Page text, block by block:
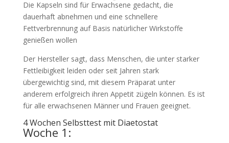
Die Kapseln sind für Erwachsene gedacht, die
dauerhaft abnehmen und eine schnellere
Fettverbrennung auf Basis natürlicher Wirkstoffe
genießen wollen
Der Hersteller sagt, dass Menschen, die unter starker
Fettleibigkeit leiden oder seit Jahren stark
übergewichtig sind, mit diesem Präparat unter
anderem erfolgreich ihren Appetit zügeln können. Es ist
für alle erwachsenen Männer und Frauen geeignet.
4 Wochen Selbsttest mit Diaetostat
Woche 1: